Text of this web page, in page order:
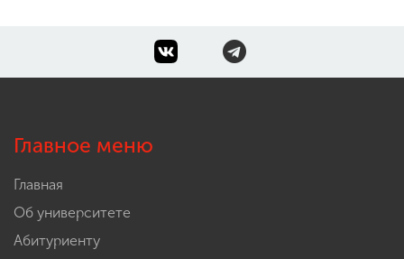
Главное меню
Главная
Об университете
Абитуриенту